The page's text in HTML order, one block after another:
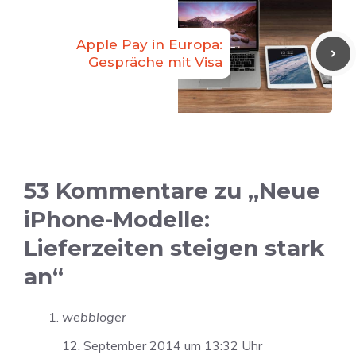
Apple Pay in Europa:
Gespräche mit Visa
53 Kommentare zu „Neue
iPhone-Modelle:
Lieferzeiten steigen stark
an“
webbloger
12. September 2014 um 13:32 Uhr